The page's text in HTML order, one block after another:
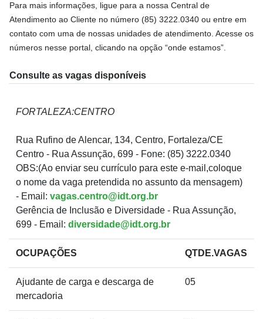
Para mais informações, ligue para a nossa Central de
Atendimento ao Cliente no número (85) 3222.0340 ou entre em
contato com uma de nossas unidades de atendimento. Acesse os
números nesse portal, clicando na opção “onde estamos”.
Consulte as vagas disponíveis
FORTALEZA:CENTRO
Rua Rufino de Alencar, 134, Centro, Fortaleza/CE
Centro - Rua Assunção, 699 - Fone: (85) 3222.0340
OBS:(Ao enviar seu currículo para este e-mail,coloque
o nome da vaga pretendida no assunto da mensagem)
- Email: vagas.centro@idt.org.br
Gerência de Inclusão e Diversidade - Rua Assunção,
699 - Email: diversidade@idt.org.br
OCUPAÇÕES QTDE.VAGAS
Ajudante de carga e descarga de
mercadoria
05